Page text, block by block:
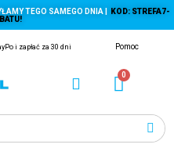
TEGO SAMEGO DNIA |
KOD: STREFA7-
i zapłać za 30 dni Pomoc